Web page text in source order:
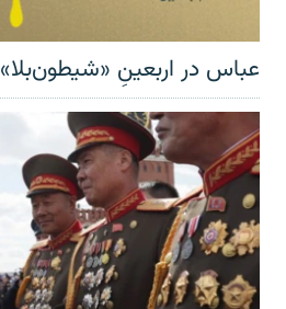
عباس در اربعینِ «شیطون‌بلا»